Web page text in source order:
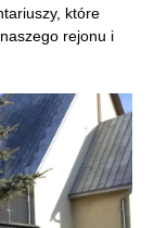
które
rejonu i